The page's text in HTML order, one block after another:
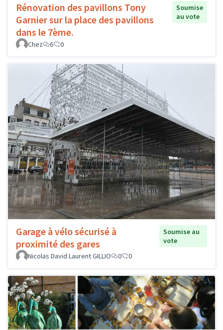
Rénovation des pavillons Tony
Garnier sur la place des pavillons
dans le 7ème.
Soumise
au vote
Chez 6 0
Garage à vélo sécurisé à
proximité des gares
Soumise au
vote
Nicolas David Laurent GILLIO
0 0